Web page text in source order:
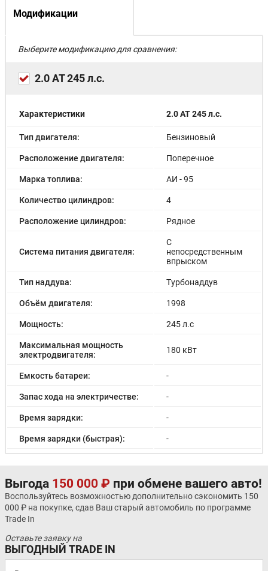
Модификации
Выберите модификацию для сравнения:
2.0 AT 245 л.с.
Характеристики 2.0 AT 245 л.с.
Тип двигателя: Бензиновый
Расположение двигателя: Поперечное
Марка топлива: АИ - 95
Количество цилиндров: 4
Расположение цилиндров: Рядное
Система питания двигателя:
С
непосредственным
впрыском
Тип наддува: Турбонаддув
Объём двигателя: 1998
Мощность: 245 л.с
Максимальная мощность
электродвигателя:
180 кВт
Емкость батареи: -
Запас хода на электричестве: -
Время зарядки: -
Время зарядки (быстрая): -
Максимальная скорость: 190 км/ч
Расход в городском цикле: 12.5/100км
Расход в загородном цикле:
Расход в смешанном цикле:
Выгода 150 000 ₽ при обмене вашего авто!
Воспользуйтесь возможностью дополнительно сэкономить 150
000 ₽ на покупке, сдав Ваш старый автомобиль по программе
Trade In
Оставьте заявку на
ВЫГОДНЫЙ TRADE IN